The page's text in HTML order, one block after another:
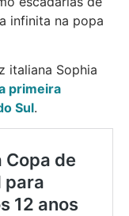
infinita na popa
italiana Sophia
primeira
Sul.